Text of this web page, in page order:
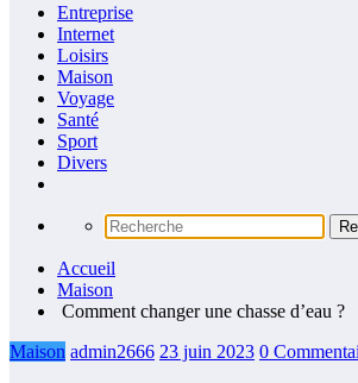
Entreprise
Internet
Loisirs
Maison
Voyage
Santé
Sport
Divers
Accueil
Maison
Comment changer une chasse d’eau ?
Maison admin2666 23 juin 2023 0